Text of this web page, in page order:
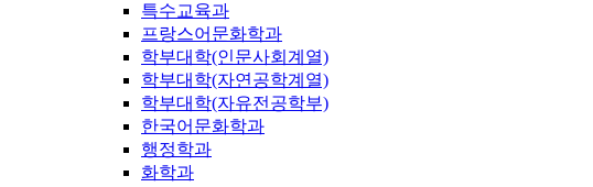
특수교육과
프랑스어문화학과
학부대학(인문사회계열)
학부대학(자연공학계열)
학부대학(자유전공학부)
한국어문화학과
행정학과
화학과